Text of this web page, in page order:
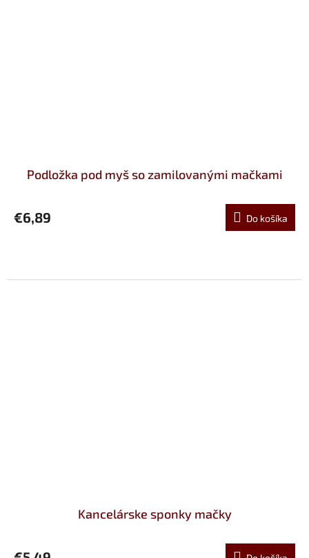
Podložka pod myš so zamilovanými mačkami
€6,89 Do košíka
Kancelárske sponky mačky